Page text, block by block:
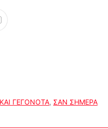
ΓΕΓΟΝΟΤΑ, ΣΑΝ ΣΗΜΕΡΑ